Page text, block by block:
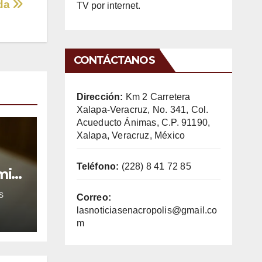
TV por internet.
CONTÁCTANOS
Dirección: Km 2 Carretera
Xalapa-Veracruz, No. 341, Col.
Acueducto Ánimas, C.P. 91190,
Xalapa, Veracruz, México
Teléfono: (228) 8 41 72 85
Correo:
lasnoticiasenacropolis@gmail.co
m